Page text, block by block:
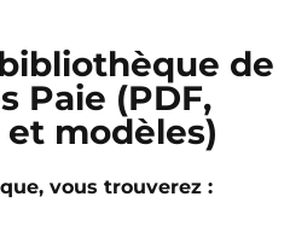
de
Paie (PDF,
modèles)
vous trouverez :